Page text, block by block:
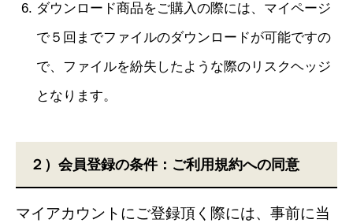
ダウンロード商品をご購入の際には、マイページ
で５回までファイルのダウンロードが可能ですの
で、ファイルを紛失したような際のリスクヘッジ
となります。
２）会員登録の条件：ご利用規約への同意
マイアカウントにご登録頂く際には、事前に当